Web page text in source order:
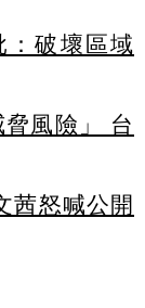
：破壞區域
風險」 台
茜怒喊公開